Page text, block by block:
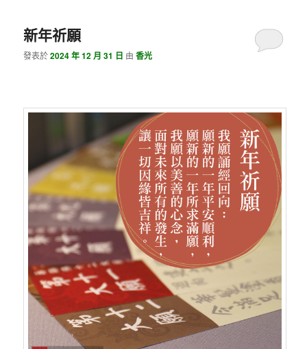
新年祈願
發表於2024 年 12 月 31 日 由香光